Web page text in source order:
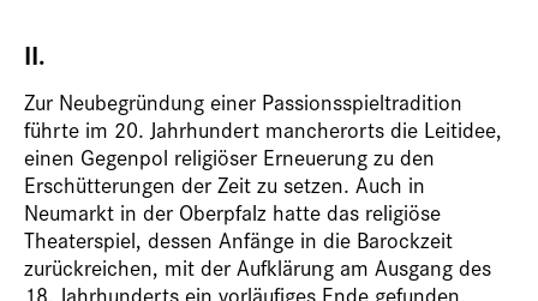
II.
Zur Neubegründung einer Passionsspieltradition
führte im 20. Jahrhundert mancherorts die Leitidee,
einen Gegenpol religiöser Erneuerung zu den
Erschütterungen der Zeit zu setzen. Auch in
Neumarkt in der Oberpfalz hatte das religiöse
Theaterspiel, dessen Anfänge in die Barockzeit
zurückreichen, mit der Aufklärung am Ausgang des
18. Jahrhunderts ein vorläufiges Ende gefunden.